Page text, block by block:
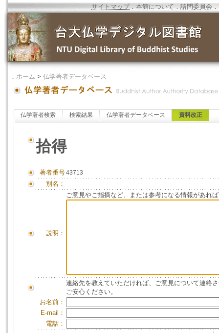
サイトマップ．本館について ．諮問委員会 ．
． ホーム > 仏学著者データベース
仏学著者検索 検索結果 仏学著者データベース 資料改正
拾得
著者番号43713
別名：
説明：
ご意見やご指摘など、または参考になる情報があれ
連絡先を教えていただければ、ご意見について連絡
ご安心ください。
お名前：
E-mail：
電話：